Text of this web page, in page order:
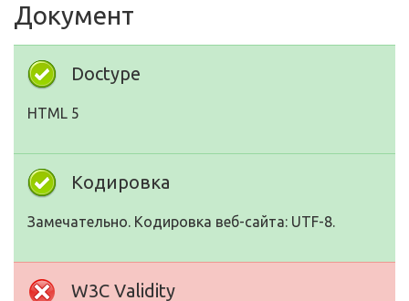
Документ
Doctype
HTML 5
Кодировка
Замечательно. Кодировка веб-сайта: UTF-8.
W3C Validity